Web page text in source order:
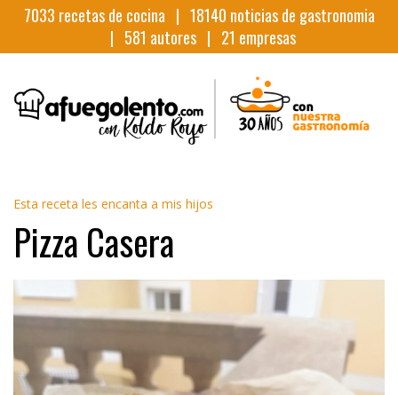
7033 recetas de cocina | 18140 noticias de gastronomia
| 581 autores | 21 empresas
Esta receta les encanta a mis hijos
Pizza Casera